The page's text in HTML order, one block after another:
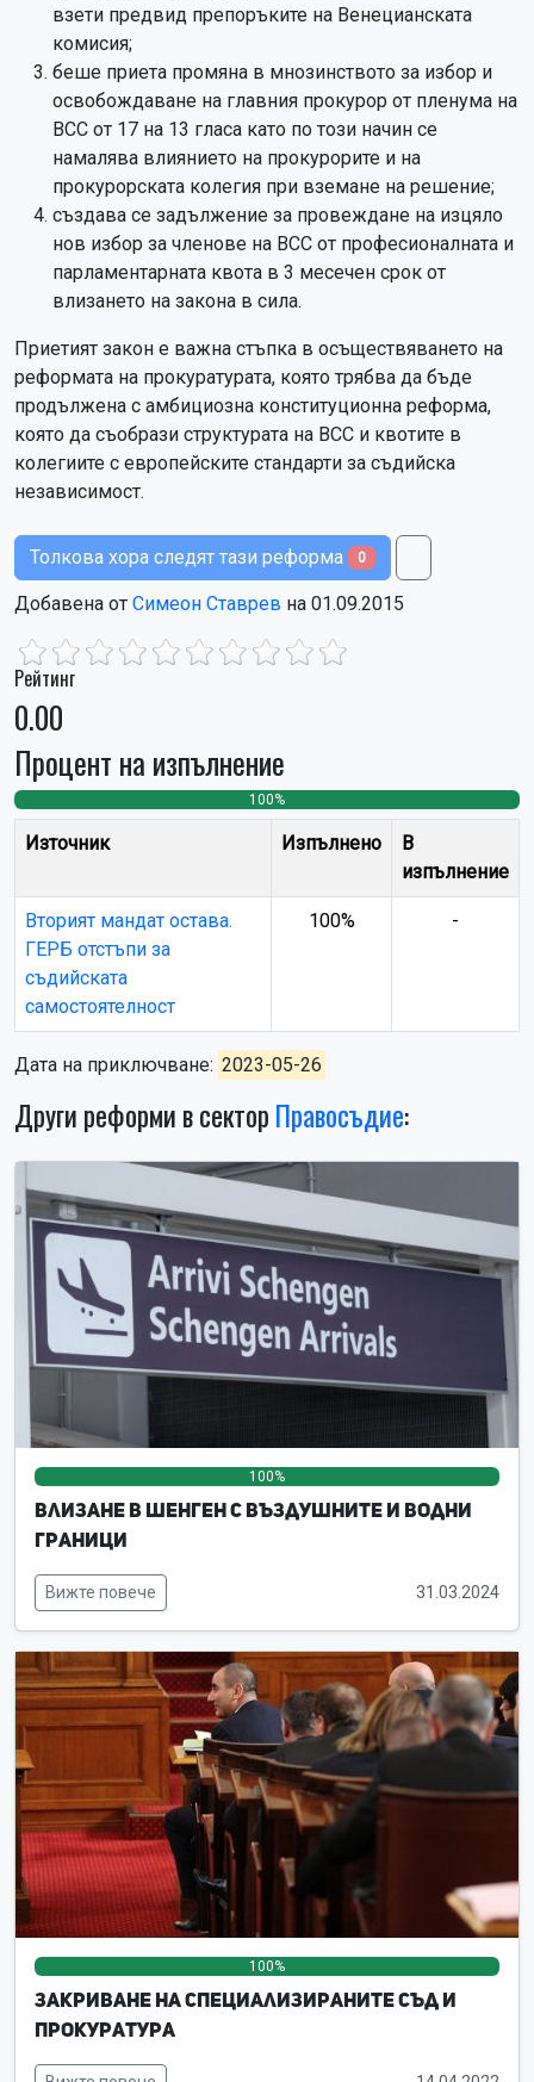
взети предвид препоръките на Венецианската
комисия;
беше приета промяна в мнозинството за избор и
освобождаване на главния прокурор от пленума на
ВСС от 17 на 13 гласа като по този начин се
намалява влиянието на прокурорите и на
прокурорската колегия при вземане на решение;
създава се задължение за провеждане на изцяло
нов избор за членове на ВСС от професионалната и
парламентарната квота в 3 месечен срок от
влизането на закона в сила.
Приетият закон е важна стъпка в осъществяването на
реформата на прокуратурата, която трябва да бъде
продължена с амбициозна конституционна реформа,
която да съобрази структурата на ВСС и квотите в
колегиите с европейските стандарти за съдийска
независимост.
Толкова хора следят тази реформа 0
Добавена от Симеон Ставрев на 01.09.2015
Рейтинг
0.00
Процент на изпълнение
100%
Източник Изпълнено
В
изпълнение
Вторият мандат остава.
ГЕРБ отстъпи за
съдийската
самостоятелност
100% -
Дата на приключване: 2023-05-26
Други реформи в сектор Правосъдие:
100%
Влизане в Шенген с въздушните и водни
граници
Вижте повече 31.03.2024
100%
Закриване на специализираните съд и
прокуратура